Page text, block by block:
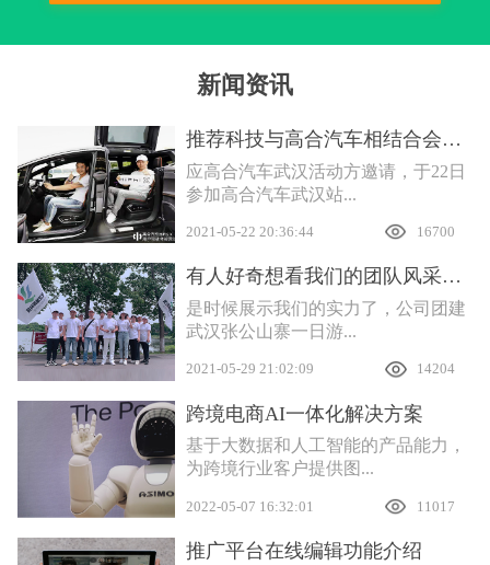
新闻资讯
推荐科技与高合汽车相结合会产生什么样的互联效应
应高合汽车武汉活动方邀请，于22日
参加高合汽车武汉站...
2021-05-22 20:36:44 16700
有人好奇想看我们的团队风采，安排
是时候展示我们的实力了，公司团建
武汉张公山寨一日游...
2021-05-29 21:02:09 14204
跨境电商AI一体化解决方案
基于大数据和人工智能的产品能力，
为跨境行业客户提供图...
2022-05-07 16:32:01 11017
推广平台在线编辑功能介绍